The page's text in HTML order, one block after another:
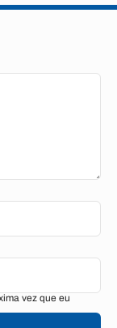
vez que eu